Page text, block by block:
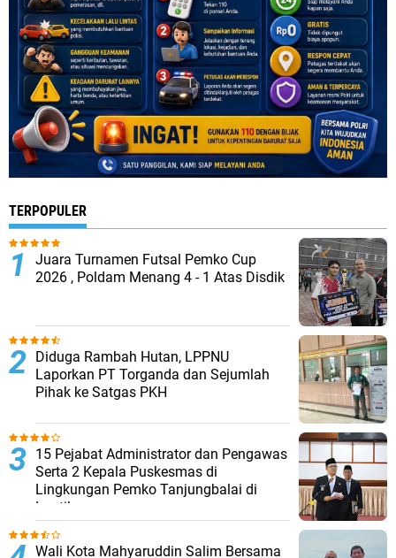
TERPOPULER
Juara Turnamen Futsal Pemko Cup
2026 , Poldam Menang 4 - 1 Atas Disdik
Diduga Rambah Hutan, LPPNU
Laporkan PT Torganda dan Sejumlah
Pihak ke Satgas PKH
15 Pejabat Administrator dan Pengawas
Serta 2 Kepala Puskesmas di
Lingkungan Pemko Tanjungbalai di
Lantik
Wali Kota Mahyaruddin Salim Bersama